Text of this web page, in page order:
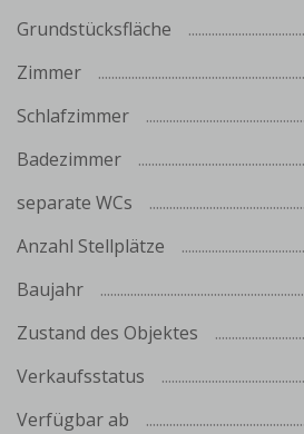
Grundstücksfläche
Zimmer
Schlafzimmer
Badezimmer
separate WCs
Anzahl Stellplätze
Baujahr
Zustand des Objektes
Verkaufsstatus
Verfügbar ab